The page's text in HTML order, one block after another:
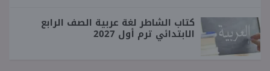
كتاب الشاطر لغة عربية الصف الرابع
الابتدائي ترم أول 2027